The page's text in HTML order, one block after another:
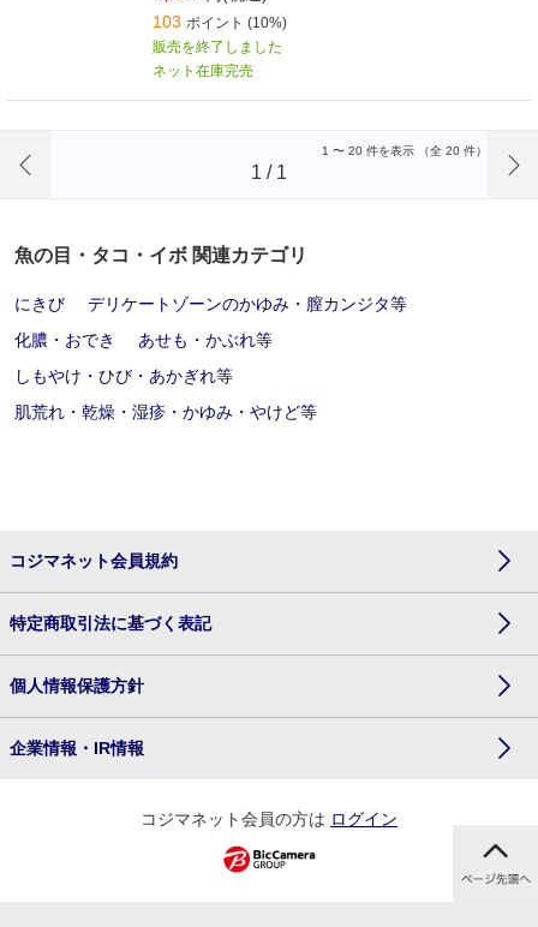
103 ポイント (10%)
販売を終了しました
ネット在庫完売
1 〜 20 件を表示 （全 20 件）
1 / 1
魚の目・タコ・イボ 関連カテゴリ
にきび
デリケートゾーンのかゆみ・膣カンジタ等
化膿・おでき
あせも・かぶれ等
しもやけ・ひび・あかぎれ等
肌荒れ・乾燥・湿疹・かゆみ・やけど等
コジマネット会員規約
特定商取引法に基づく表記
個人情報保護方針
企業情報・IR情報
コジマネット会員の方は ログイン